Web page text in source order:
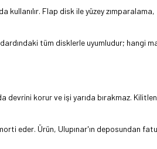
Flap disk ile yüzey
tüm disklerle uyumludur; hangi
korur ve işi yarıda bırakmaz.
eder. Ürün, Ulupınar'ın deposundan